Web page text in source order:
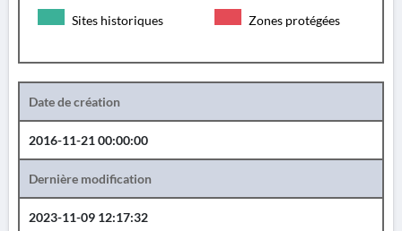
Sites historiques Zones protégées
Date de création
2016-11-21 00:00:00
Dernière modification
2023-11-09 12:17:32